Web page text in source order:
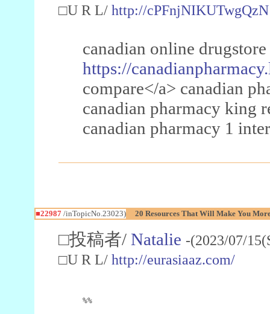
□U R L/ http://cPFnjNIKUTwgQzN
canadian online
https://
compare</a> canadian
canadian pharmacy king
canadian pharmacy 1
■22987/inTopicNo.23023) 20 Resources That Will Make You
□投稿者/ Natalie -(2023/07/
□U R L/ http://eurasiaaz.com/
%%